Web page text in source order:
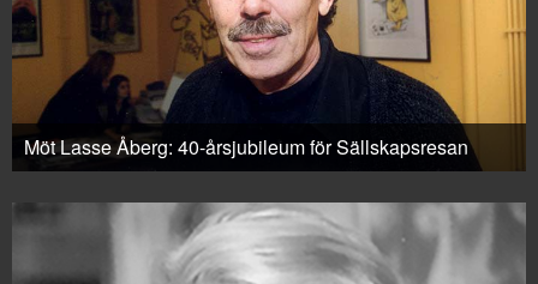
Möt Lasse Åberg: 40-årsjubileum för Sällskapsresan